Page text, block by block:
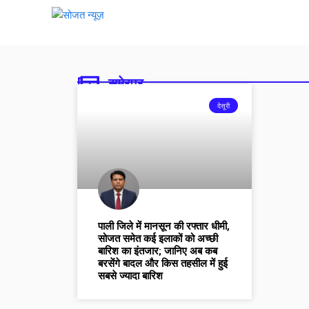
सुमेरपुर
देसूरी
पाली जिले में मानसून की रफ्तार धीमी,
सोजत समेत कई इलाकों को अच्छी
बारिश का इंतजार; जानिए अब कब
बरसेंगे बादल और किस तहसील में हुई
सबसे ज्यादा बारिश